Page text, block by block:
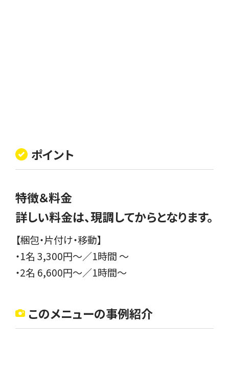
ポイント
特徴＆料金
詳しい料金は、現調してからとなります。
【梱包・片付け・移動】
・1名 3,300円〜／1時間 〜
・2名 6,600円〜／1時間〜
このメニューの事例紹介